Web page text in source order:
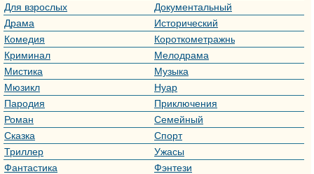
Для взрослых
Документальный
Драма
Исторический
Комедия
Короткометражный
Криминал
Мелодрама
Мистика
Музыка
Мюзикл
Нуар
Пародия
Приключения
Роман
Семейный
Сказка
Спорт
Триллер
Ужасы
Фантастика
Фэнтези